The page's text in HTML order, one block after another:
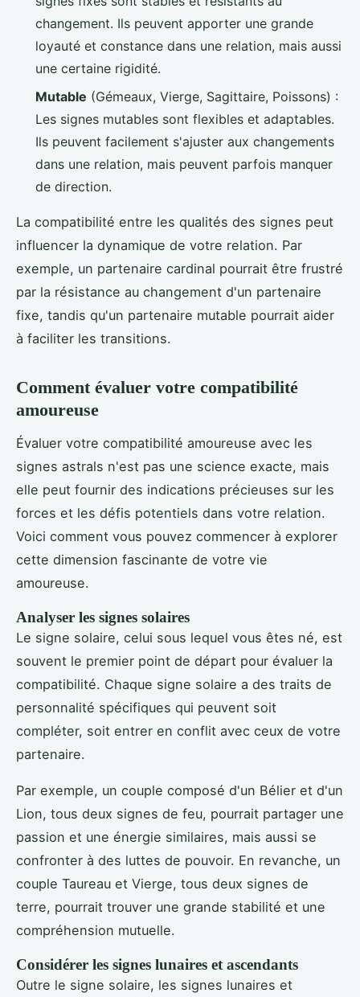
changement. Ils peuvent apporter une grande
loyauté et constance dans une relation, mais aussi
une certaine rigidité.
Mutable (Gémeaux, Vierge, Sagittaire, Poissons) :
Les signes mutables sont flexibles et adaptables.
Ils peuvent facilement s'ajuster aux changements
dans une relation, mais peuvent parfois manquer
de direction.
La compatibilité entre les qualités des signes peut
influencer la dynamique de votre relation. Par
exemple, un partenaire cardinal pourrait être frustré
par la résistance au changement d'un partenaire
fixe, tandis qu'un partenaire mutable pourrait aider
à faciliter les transitions.
Comment évaluer votre compatibilité
amoureuse
Évaluer votre compatibilité amoureuse avec les
signes astrals n'est pas une science exacte, mais
elle peut fournir des indications précieuses sur les
forces et les défis potentiels dans votre relation.
Voici comment vous pouvez commencer à explorer
cette dimension fascinante de votre vie
amoureuse.
Analyser les signes solaires
Le signe solaire, celui sous lequel vous êtes né, est
souvent le premier point de départ pour évaluer la
compatibilité. Chaque signe solaire a des traits de
personnalité spécifiques qui peuvent soit
compléter, soit entrer en conflit avec ceux de votre
partenaire.
Par exemple, un couple composé d'un Bélier et d'un
Lion, tous deux signes de feu, pourrait partager une
passion et une énergie similaires, mais aussi se
confronter à des luttes de pouvoir. En revanche, un
couple Taureau et Vierge, tous deux signes de
terre, pourrait trouver une grande stabilité et une
compréhension mutuelle.
Considérer les signes lunaires et ascendants
Outre le signe solaire, les signes lunaires et